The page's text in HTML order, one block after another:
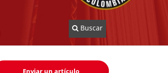
Buscar
Enviar un artículo